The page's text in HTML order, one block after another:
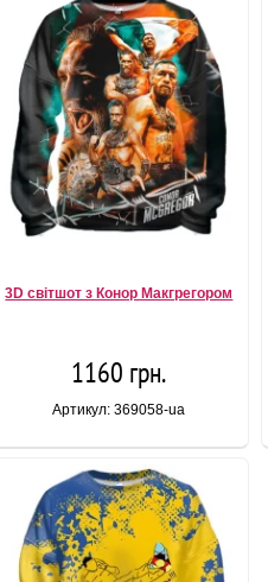
3D світшот з Конор Макгрегором
1160 грн.
Артикул: 369058-ua